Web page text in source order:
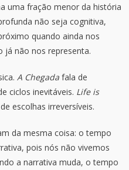
uma fração menor da história
não seja cognitiva,
quando ainda nos
já não nos representa.
A Chegadafala de
ciclos inevitáveis. Life is
escolhas irreversíveis.
da mesma coisa: o tempo
pois nós não vivemos
a narrativa muda, o tempo